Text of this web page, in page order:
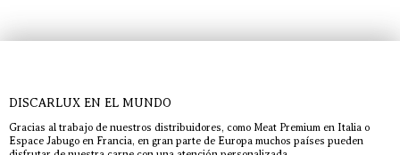
DISCARLUX EN EL MUNDO
Gracias al trabajo de nuestros distribuidores, como Meat Premium en Italia o
Espace Jabugo en Francia, en gran parte de Europa muchos países pueden